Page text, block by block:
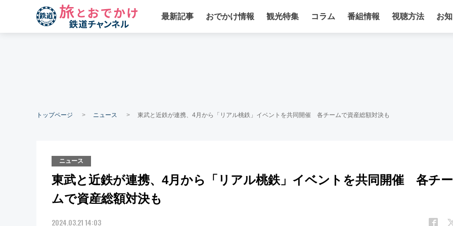
最新記事 おでかけ情報 観光特集 コラム 番組情報 視聴方法 お
トップページ ニュース 東武と近鉄が連携、4月から「リアル桃鉄」イベントを共同開催 各チームで資産総額対決も
ニュース
東武と近鉄が連携、4月から「リアル桃鉄」イベントを共同開催 各チー
ムで資産総額対決も
2024.03.21 14:03